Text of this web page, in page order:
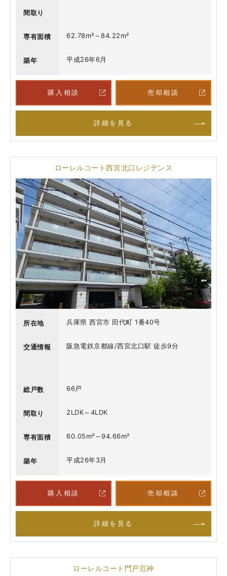
間取り
専有面積 62.78m²～84.22m²
築年 平成26年6月
購入相談 売却相談
詳細を見る
ローレルコート西宮北口レジデンス
所在地 兵庫県 西宮市 田代町 1番40号
交通情報 阪急電鉄京都線/西宮北口駅 徒歩9分
総戸数 66戸
間取り 2LDK～4LDK
専有面積 60.05m²～94.66m²
築年 平成26年3月
購入相談 売却相談
詳細を見る
ローレルコート門戸厄神